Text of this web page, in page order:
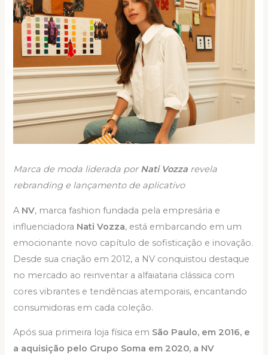
Marca de moda liderada por Nati Vozza revela
rebranding e lançamento de aplicativo
A NV, marca fashion fundada pela empresária e
influenciadora Nati Vozza, está embarcando em um
emocionante novo capítulo de sofisticação e inovação.
Desde sua criação em 2012, a NV conquistou destaque
no mercado ao reinventar a alfaiataria clássica com
cores vibrantes e tendências atemporais, encantando
consumidoras em cada coleção.
Após sua primeira loja física em São Paulo, em 2016, e
a aquisição pelo Grupo Soma em 2020, a NV